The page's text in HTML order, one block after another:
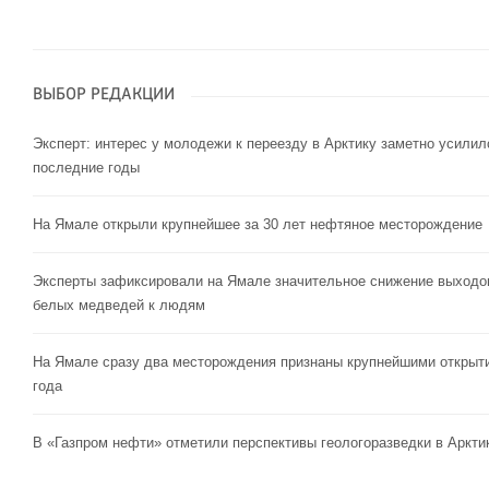
ВЫБОР РЕДАКЦИИ
Эксперт: интерес у молодежи к переезду в Арктику заметно
последние годы
На Ямале открыли крупнейшее за 30 лет нефтяное месторождение
Эксперты зафиксировали на Ямале значительное снижение
белых медведей к людям
На Ямале сразу два месторождения признаны крупнейшими
года
В «Газпром нефти» отметили перспективы геологоразведки в